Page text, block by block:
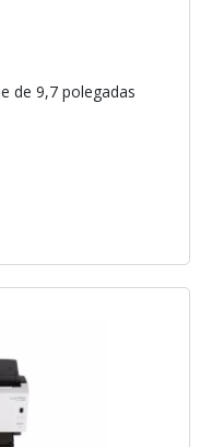
de 9,7 polegadas